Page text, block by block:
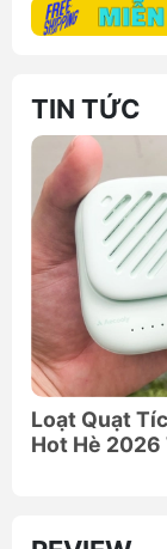
TIN TỨC
Loạt Quạt
Hot Hè 2026